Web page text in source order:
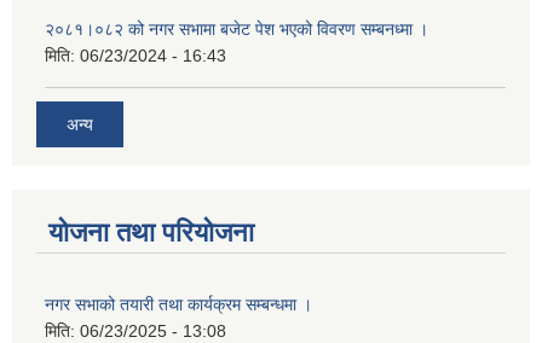
२०८१।०८२ को नगर सभामा बजेट पेश भएको विवरण सम्बनध्मा ।
मिति: 06/23/2024 - 16:43
अन्य
योजना तथा परियोजना
नगर सभाको तयारी तथा कार्यक्रम सम्बन्धमा ।
मिति: 06/23/2025 - 13:08